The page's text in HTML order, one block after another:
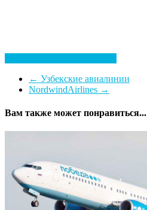
← Узбекские авиалинии
NordwindAirlines →
Вам также может понравиться...